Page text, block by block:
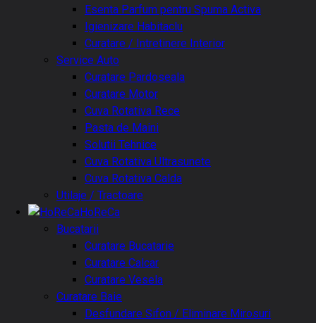
Esenta Parfum pentru Spuma Activa
Igienizare Habitaclu
Curatare / Intretinere Interior
Service Auto
Curatare Pardoseala
Curatare Motor
Cuva Rotativa Rece
Pasta de Maini
Solutii Tehnice
Cuva Rotativa Ultrasunete
Cuva Rotativa Calda
Utilaje / Tractoare
HoReCa
Bucatarii
Curatare Bucatarie
Curatare Calcar
Curatare Vesela
Curatare Baie
Desfundare Sifon / Eliminare Mirosuri